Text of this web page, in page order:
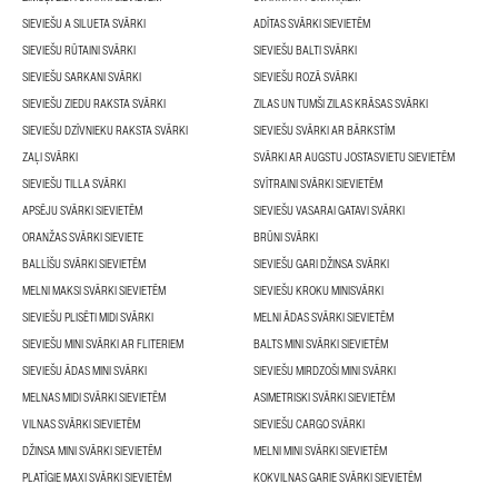
SIEVIEŠU A SILUETA SVĀRKI
ADĪTAS SVĀRKI SIEVIETĒM
SIEVIEŠU RŪTAINI SVĀRKI
SIEVIEŠU BALTI SVĀRKI
SIEVIEŠU SARKANI SVĀRKI
SIEVIEŠU ROZĀ SVĀRKI
SIEVIEŠU ZIEDU RAKSTA SVĀRKI
ZILAS UN TUMŠI ZILAS KRĀSAS SVĀRKI
SIEVIEŠU DZĪVNIEKU RAKSTA SVĀRKI
SIEVIEŠU SVĀRKI AR BĀRKSTĪM
ZAĻI SVĀRKI
SVĀRKI AR AUGSTU JOSTASVIETU SIEVIETĒM
SIEVIEŠU TILLA SVĀRKI
SVĪTRAINI SVĀRKI SIEVIETĒM
APSĒJU SVĀRKI SIEVIETĒM
SIEVIEŠU VASARAI GATAVI SVĀRKI
ORANŽAS SVĀRKI SIEVIETE
BRŪNI SVĀRKI
BALLĪŠU SVĀRKI SIEVIETĒM
SIEVIEŠU GARI DŽINSA SVĀRKI
MELNI MAKSI SVĀRKI SIEVIETĒM
SIEVIEŠU KROKU MINISVĀRKI
SIEVIEŠU PLISĒTI MIDI SVĀRKI
MELNI ĀDAS SVĀRKI SIEVIETĒM
SIEVIEŠU MINI SVĀRKI AR FLITERIEM
BALTS MINI SVĀRKI SIEVIETĒM
SIEVIEŠU ĀDAS MINI SVĀRKI
SIEVIEŠU MIRDZOŠI MINI SVĀRKI
MELNAS MIDI SVĀRKI SIEVIETĒM
ASIMETRISKI SVĀRKI SIEVIETĒM
VILNAS SVĀRKI SIEVIETĒM
SIEVIEŠU CARGO SVĀRKI
DŽINSA MINI SVĀRKI SIEVIETĒM
MELNI MINI SVĀRKI SIEVIETĒM
PLATĪGIE MAXI SVĀRKI SIEVIETĒM
KOKVILNAS GARIE SVĀRKI SIEVIETĒM